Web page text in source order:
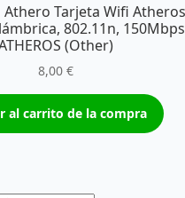
Athero Tarjeta Wifi Atheros
802.11n,
(Other)
8,00 €
al carrito de la compra